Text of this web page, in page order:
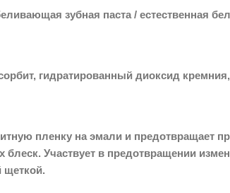
зубная паста / естественная
гидратированный диоксид
пленку на эмали и предотвращает
Участвует в предотвращении
щеткой.